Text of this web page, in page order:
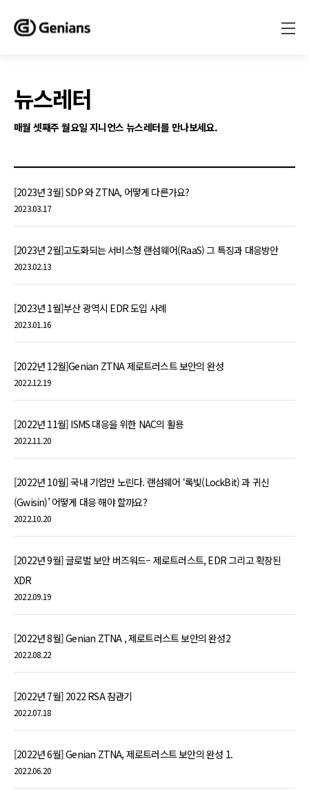
뉴스레터
매월 셋째주 월요일 지니언스 뉴스레터를 만나보세요.
[2023년 3월] SDP 와 ZTNA, 어떻게 다른가요?
2023.03.17
[2023년 2월]고도화되는 서비스형 랜섬웨어(RaaS) 그 특징과 대응방안
2023.02.13
[2023년 1월]부산 광역시 EDR 도입 사례
2023.01.16
[2022년 12월]Genian ZTNA 제로트러스트 보안의 완성
2022.12.19
[2022년 11월] ISMS 대응을 위한 NAC의 활용
2022.11.20
[2022년 10월] 국내 기업만 노린다. 랜섬웨어 ‘록빛(LockBit) 과 귀신
(Gwisin)’ 어떻게 대응 해야 할까요?
2022.10.20
[2022년 9월] 글로벌 보안 버즈워드– 제로트러스트, EDR 그리고 확장된
XDR
2022.09.19
[2022년 8월] Genian ZTNA , 제로트러스트 보안의 완성2
2022.08.22
[2022년 7월] 2022 RSA 참관기
2022.07.18
[2022년 6월] Genian ZTNA, 제로트러스트 보안의 완성 1.
2022.06.20